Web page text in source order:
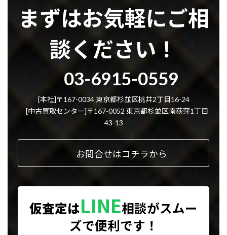
まずはお気軽にご相
談ください！
03-6915-0559
[本社]〒167-0034 東京都杉並区桃井2丁目16-24
[中古買取センター]〒167-0052 東京都杉並区南荻窪1丁目
43-13
お問合せはコチラから
仮査定はLINE相談がスムー
ズで便利です！